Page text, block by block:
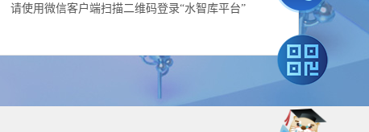
请使用微信客户端扫描二维码登录“水智库平台”